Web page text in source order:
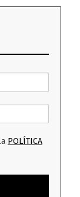
POLÍTICA